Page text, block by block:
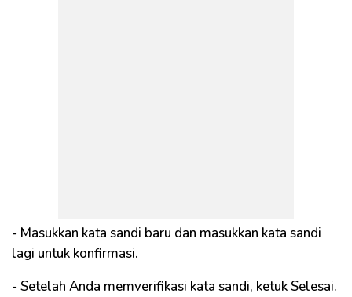
- Masukkan kata sandi baru dan masukkan kata sandi
lagi untuk konfirmasi.
- Setelah Anda memverifikasi kata sandi, ketuk Selesai.